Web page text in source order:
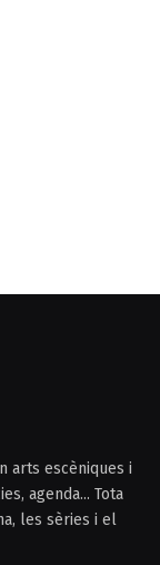
arts escèniques i
agenda... Tota
les sèries i el